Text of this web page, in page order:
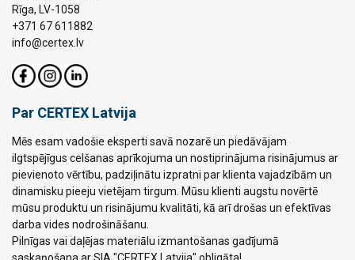
Rīga, LV-1058
+371 67 611882
info@certex.lv
Par CERTEX Latvija
Mēs esam vadošie eksperti savā nozarē un piedāvājam
ilgtspējīgus celšanas aprīkojuma un nostiprinājuma risinājumus ar
pievienoto vērtību, padziļinātu izpratni par klienta vajadzībām un
dinamisku pieeju vietējam tirgum. Mūsu klienti augstu novērtē
mūsu produktu un risinājumu kvalitāti, kā arī drošas un efektīvas
darba vides nodrošināšanu.
Pilnīgas vai daļējas materiālu izmantošanas gadījumā